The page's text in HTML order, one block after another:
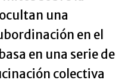
una
en el
en una serie de
colectiva